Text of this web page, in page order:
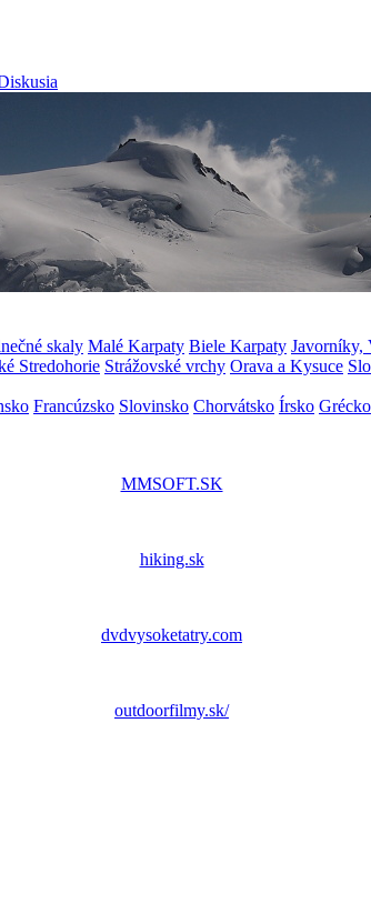
skaly Malé Karpaty Biele Karpaty Javorníky,
Stredohorie Strážovské vrchy Orava a Kysuce
Francúzsko Slovinsko Chorvátsko Írsko Grécko
MMSOFT.SK
hiking.sk
dvdvysoketatry.com
outdoorfilmy.sk/